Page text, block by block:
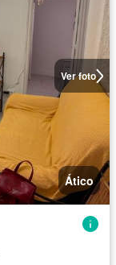
Ver foto
Ático